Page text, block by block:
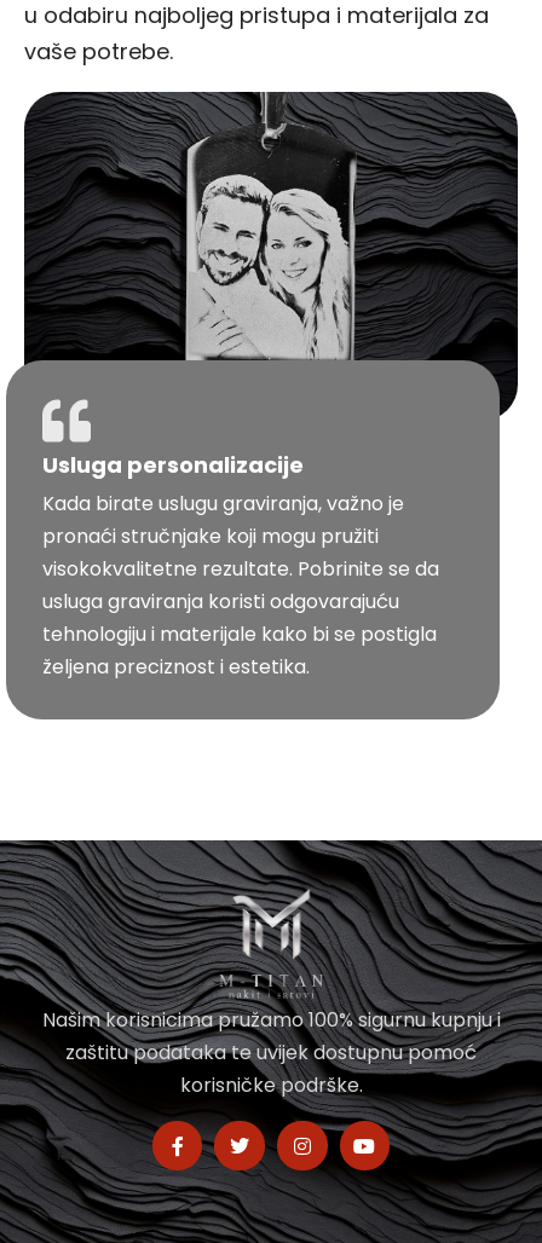
u odabiru najboljeg pristupa i materijala za
vaše potrebe.
Usluga personalizacije
Kada birate uslugu graviranja, važno je
pronaći stručnjake koji mogu pružiti
visokokvalitetne rezultate. Pobrinite se da
usluga graviranja koristi odgovarajuću
tehnologiju i materijale kako bi se postigla
željena preciznost i estetika.
Našim korisnicima pružamo 100% sigurnu kupnju i
zaštitu podataka te uvijek dostupnu pomoć
korisničke podrške.